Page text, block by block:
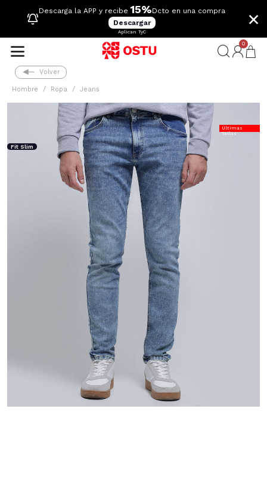
Descarga la APP y recibe 15%Dcto en una compra
Descargar
Aplican TyC
×
0
Volver
Hombre Ropa Jeans
Últimas
Tallas
Fit Slim